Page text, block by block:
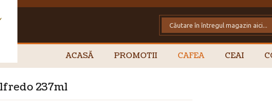
ACASĂ PROMOTII CAFEA CEAI
237ml